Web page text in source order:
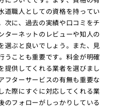
道職人としての資格を持ってい
次に、過去の実績や口コミをチ
ターネットのレビューや知人の
選ぶと良いでしょう。また、見
うことも重要です。料金が明確
提供してくれる業者を選びまし
フターサービスの有無も重要な
た際にすぐに対応してくれる業
のフォローがしっかりしている